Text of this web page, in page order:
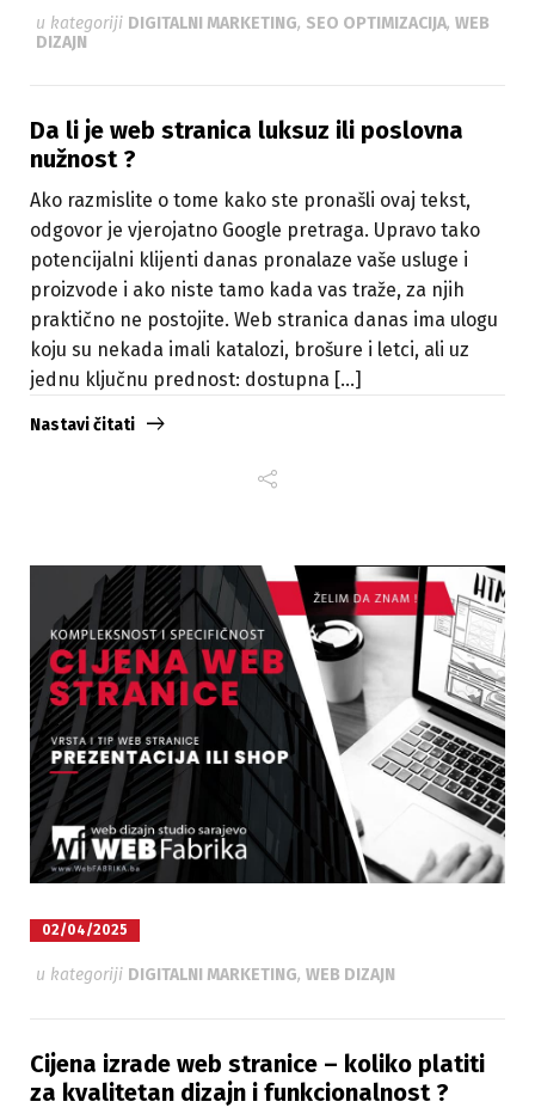
u kategoriji DIGITALNI MARKETING, SEO OPTIMIZACIJA, WEB
DIZAJN
Da li je web stranica luksuz ili poslovna
nužnost ?
Ako razmislite o tome kako ste pronašli ovaj tekst,
odgovor je vjerojatno Google pretraga. Upravo tako
potencijalni klijenti danas pronalaze vaše usluge i
proizvode i ako niste tamo kada vas traže, za njih
praktično ne postojite. Web stranica danas ima ulogu
koju su nekada imali katalozi, brošure i letci, ali uz
jednu ključnu prednost: dostupna [...]
Nastavi čitati
02/04/2025
u kategoriji DIGITALNI MARKETING, WEB DIZAJN
Cijena izrade web stranice – koliko platiti
za kvalitetan dizajn i funkcionalnost ?